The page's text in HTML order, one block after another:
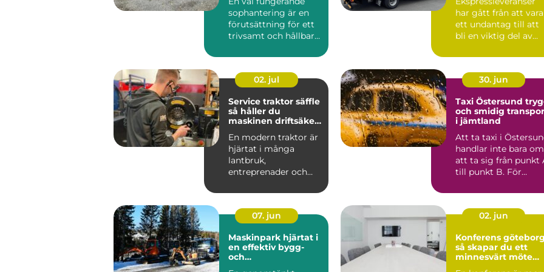
sophantering är en
förutsättning för ett
trivsamt och hållbart
har gått från att vara
ett undantag till att
bli en viktig del av
02. jul
Service traktor säffle
så håller du
maskinen driftsäker
En modern traktor är
hjärtat i många
lantbruk,
entreprenader och
Säffle. När m...
30. jun
Taxi Östersund trygg
och smidig
i jämtland
Att ta taxi i
handlar inte bara om
att ta sig från punkt
till punkt B. För
07. jun
Maskinpark hjärtat i
en effektiv bygg-
och
02. jun
Konferens göteborg
så skapar du ett
minnesvärt möte